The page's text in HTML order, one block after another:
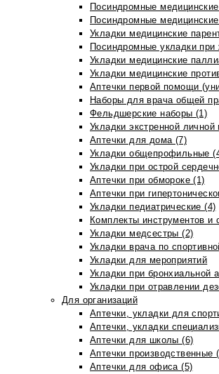
Посиндромные
Посиндромные
Укладки медицинские
Посиндромные укладки
Укладки медицинские
Укладки медицинские
Аптечки первой помощи
Наборы для врача общей
Фельдшерские наборы (1)
Укладки экстренной
Аптечки для дома (7)
Укладки общепрофильные
Укладки при острой
Аптечки при обмороке (1)
Аптечки при
Укладки педиатрические (4)
Комплекты инструментов
Укладки медсестры (2)
Укладки врача по
Укладки для мероприятий
Укладки при бронхиальной
Укладки при отравлении
Для организаций
Аптечки, укладки для
Аптечки, укладки
Аптечки для школы (6)
Аптечки производственные
Аптечки для офиса (5)